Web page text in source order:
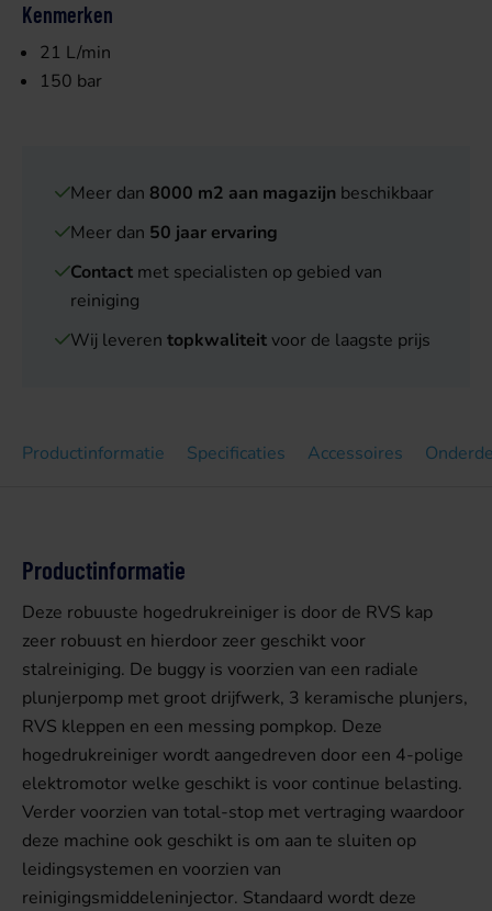
Kenmerken
21 L/min
150 bar
Meer dan 8000 m2 aan magazijn beschikbaar
Meer dan 50 jaar ervaring
Contact met specialisten op gebied van
reiniging
Wij leveren topkwaliteit voor de laagste prijs
Productinformatie Specificaties Accessoires
Productinformatie
Deze robuuste hogedrukreiniger is door de RVS kap
zeer robuust en hierdoor zeer geschikt voor
stalreiniging. De buggy is voorzien van een radiale
plunjerpomp met groot drijfwerk, 3 keramische plunjers,
RVS kleppen en een messing pompkop. Deze
hogedrukreiniger wordt aangedreven door een 4-polige
elektromotor welke geschikt is voor continue belasting.
Verder voorzien van total-stop met vertraging waardoor
deze machine ook geschikt is om aan te sluiten op
leidingsystemen en voorzien van
reinigingsmiddeleninjector. Standaard wordt deze